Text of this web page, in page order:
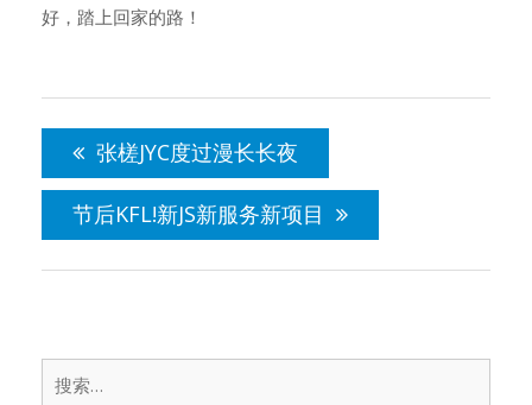
好，踏上回家的路！
导
航
张槎JYC度过漫长长夜
节后KFL!新JS新服务新项目